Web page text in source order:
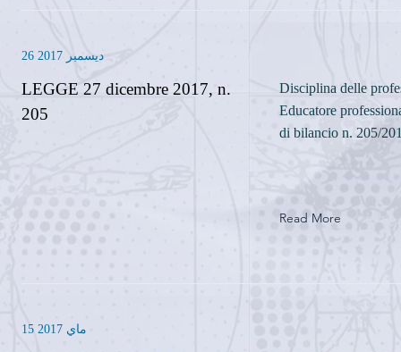
26 ديسمبر 2017
LEGGE 27 dicembre 2017, n.
205
Disciplina delle
Educatore
di bilancio n. 205/
Read More
15 ماي 2017